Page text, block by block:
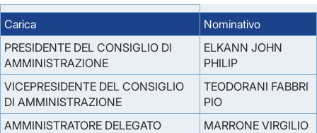
Carica
Nominativo
PRESIDENTE DEL CONSIGLIO DI
AMMINISTRAZIONE
ELKANN JOHN
PHILIP
VICEPRESIDENTE DEL CONSIGLIO
DI AMMINISTRAZIONE
TEODORANI FABBRI
PIO
AMMINISTRATORE DELEGATO
MARRONE VIRGILIO